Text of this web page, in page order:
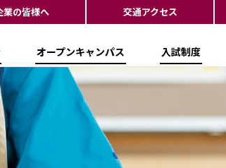
オープンキャンパス 入試制度
業の皆様へ 交通アクセス